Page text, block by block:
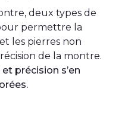
deux types de
permettre la
les pierres non
de la montre.
et précision s’en